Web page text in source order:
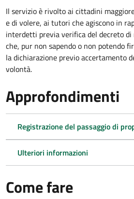
Il servizio è rivolto ai cittadini
e di volere, ai tutori che agiscono in
interdetti previa verifica del decreto
che, pur non sapendo o non potendo
la dichiarazione previo accertamento
volontà.
Approfondimenti
Registrazione del passaggio di
Ulteriori informazioni
Come fare